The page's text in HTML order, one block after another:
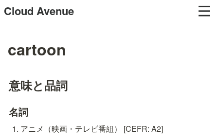
Cloud Avenue
cartoon
意味と品詞
名詞
アニメ（映画・テレビ番組） [CEFR: A2]